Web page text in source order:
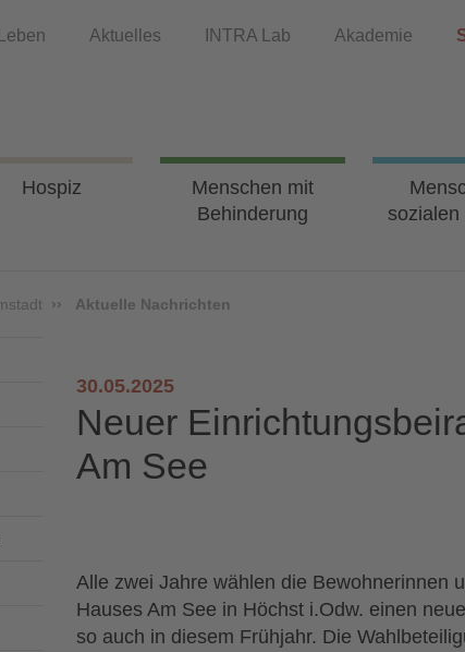
Aktuelles INTRA Lab Akademie
Hospiz
Menschen mit
Behinderung
sozialen
Aktuelle Nachrichten
30.05.2025
Neuer
Am See
Alle zwei Jahre wählen die Bewohnerinnen
Hauses Am See in Höchst i.Odw. einen
so auch in diesem Frühjahr. Die